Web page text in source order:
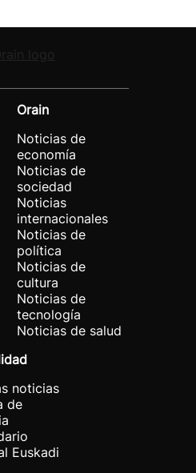
Orain
Noticias de
economía
Noticias de
sociedad
Noticias
internacionales
Noticias de
política
Noticias de
cultura
Noticias de
tecnología
Noticias de salud
noticias
de
Euskadi